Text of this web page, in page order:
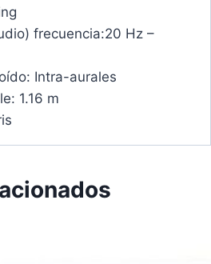
frecuencia:20 Hz –
Intra-aurales
1.16 m